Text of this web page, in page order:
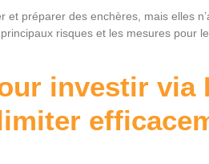
et préparer des enchères, mais elles
risques et les mesures pour
investir via